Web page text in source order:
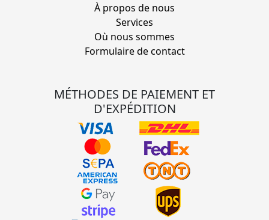
À propos de nous
Services
Où nous sommes
Formulaire de contact
MÉTHODES DE PAIEMENT ET
D'EXPÉDITION